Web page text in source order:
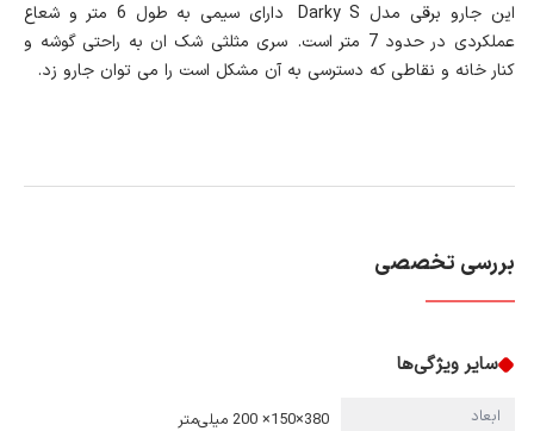
این جارو برقی مدل Darky S دارای سیمی به طول 6 متر و شعاع
عملکردی در حدود 7 متر است. سری مثلثی شک ان به راحتی گوشه و
کنار خانه و نقاطی که دسترسی به آن مشکل است را می توان جارو زد.
بررسی تخصصی
سایر ویژگی‌ها
ابعاد 380×150× 200 میلی‌متر